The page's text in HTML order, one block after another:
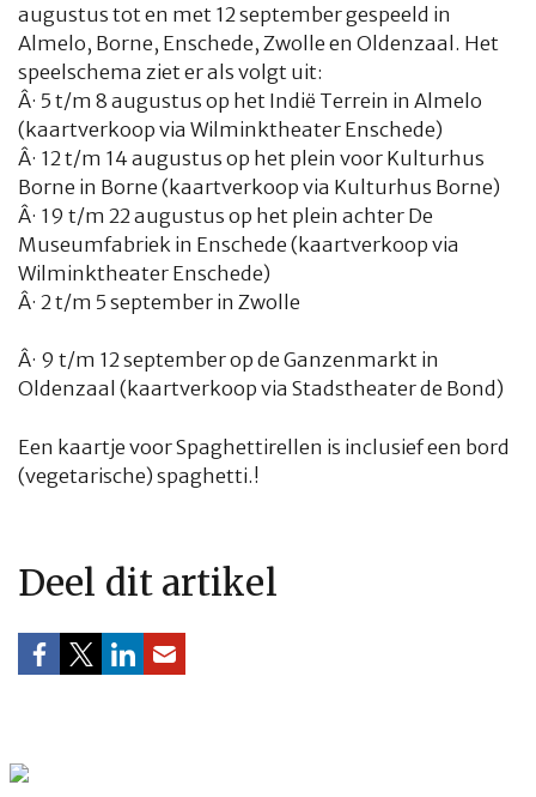
augustus tot en met 12 september gespeeld in
Almelo, Borne, Enschede, Zwolle en Oldenzaal. Het
speelschema ziet er als volgt uit:
Â· 5 t/m 8 augustus op het Indië Terrein in Almelo
(kaartverkoop via Wilminktheater Enschede)
Â· 12 t/m 14 augustus op het plein voor Kulturhus
Borne in Borne (kaartverkoop via Kulturhus Borne)
Â· 19 t/m 22 augustus op het plein achter De
Museumfabriek in Enschede (kaartverkoop via
Wilminktheater Enschede)
Â· 2 t/m 5 september in Zwolle
Â· 9 t/m 12 september op de Ganzenmarkt in
Oldenzaal (kaartverkoop via Stadstheater de Bond)
Een kaartje voor Spaghettirellen is inclusief een bord
(vegetarische) spaghetti.!
Deel dit artikel